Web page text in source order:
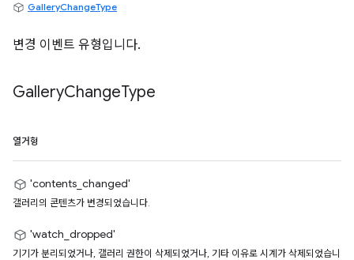
GalleryChangeType
변경 이벤트 유형입니다.
GalleryChangeType
열거형
'contents_changed'
갤러리의 콘텐츠가 변경되었습니다.
'watch_dropped'
기기가 분리되었거나, 갤러리 권한이 삭제되었거나, 기타 이유로 시계가 삭제되었습니